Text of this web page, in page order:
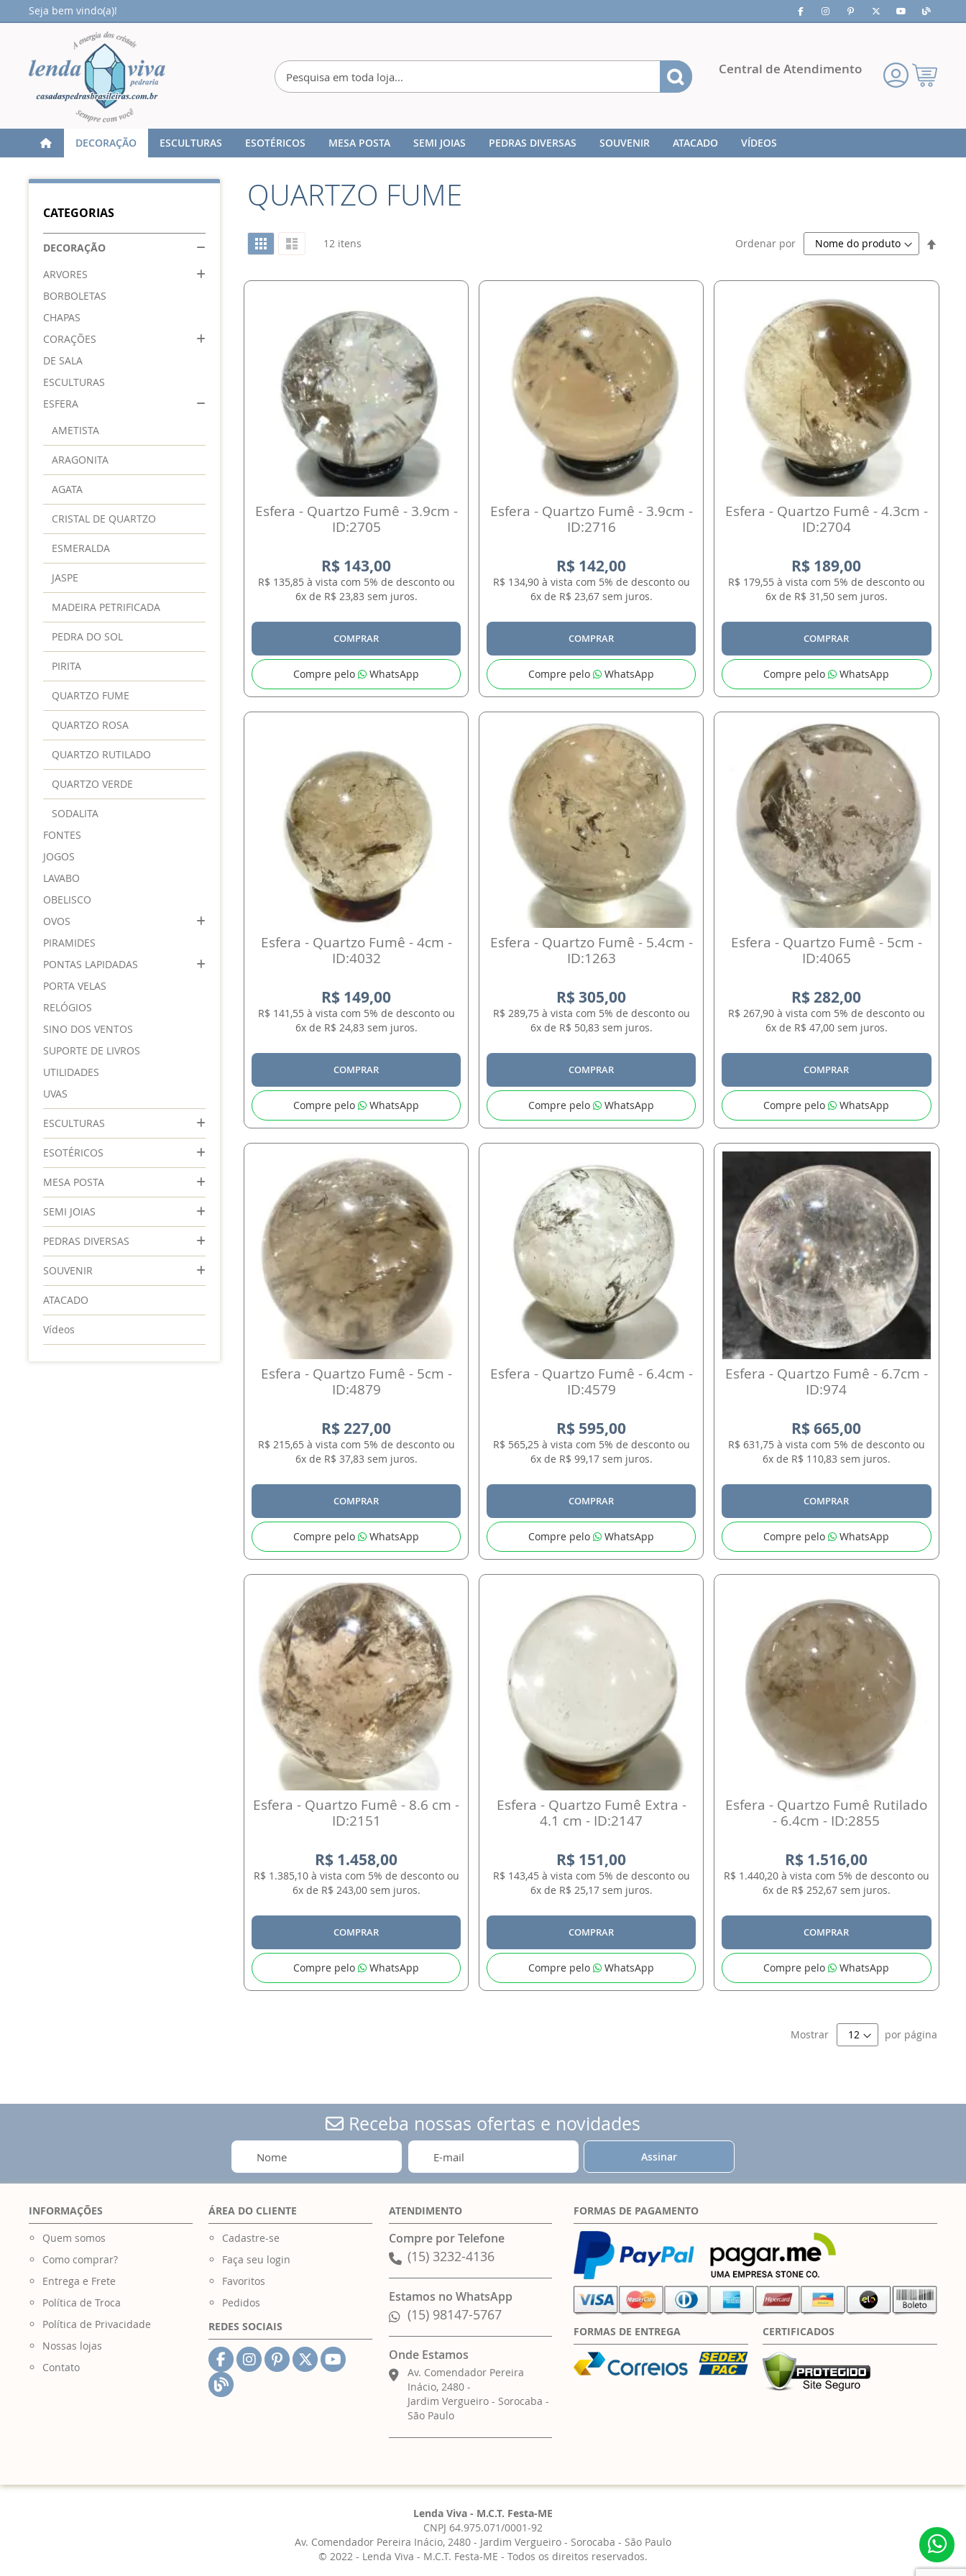
Seja bem vindo(a)!
Meu
Carrinho
Central de Atendimento
Pesquisa
DECORAÇÃO ESCULTURAS ESOTÉRICOS MESA POSTA SEMI JOIAS PEDRAS DIVERSAS SOUVENIR ATACADO
VÍDEOS
QUARTZO FUME
Ver
como
GradeLista 12itens Ordenar por
Esfera - Quartzo Fumê - 3.9cm -
ID:2705
R$ 143,00
R$ 135,85 à vista com 5% de desconto ou
6x de R$ 23,83 sem juros.
COMPRAR
Compre pelo WhatsApp
Esfera - Quartzo Fumê - 3.9cm -
ID:2716
R$ 142,00
R$ 134,90 à vista com 5% de desconto ou
6x de R$ 23,67 sem juros.
COMPRAR
Compre pelo WhatsApp
Esfera - Quartzo Fumê - 4.3cm -
ID:2704
R$ 189,00
R$ 179,55 à vista com 5% de desconto ou
6x de R$ 31,50 sem juros.
COMPRAR
Compre pelo WhatsApp
Esfera - Quartzo Fumê - 4cm -
ID:4032
R$ 149,00
R$ 141,55 à vista com 5% de desconto ou
6x de R$ 24,83 sem juros.
COMPRAR
Compre pelo WhatsApp
Esfera - Quartzo Fumê - 5.4cm -
ID:1263
R$ 305,00
R$ 289,75 à vista com 5% de desconto ou
6x de R$ 50,83 sem juros.
COMPRAR
Compre pelo WhatsApp
Esfera - Quartzo Fumê - 5cm -
ID:4065
R$ 282,00
R$ 267,90 à vista com 5% de desconto ou
6x de R$ 47,00 sem juros.
COMPRAR
Compre pelo WhatsApp
Esfera - Quartzo Fumê - 5cm -
ID:4879
R$ 227,00
R$ 215,65 à vista com 5% de desconto ou
6x de R$ 37,83 sem juros.
COMPRAR
Compre pelo WhatsApp
Esfera - Quartzo Fumê - 6.4cm -
ID:4579
R$ 595,00
R$ 565,25 à vista com 5% de desconto ou
6x de R$ 99,17 sem juros.
COMPRAR
Compre pelo WhatsApp
Esfera - Quartzo Fumê - 6.7cm -
ID:974
R$ 665,00
R$ 631,75 à vista com 5% de desconto ou
6x de R$ 110,83 sem juros.
COMPRAR
Compre pelo WhatsApp
Esfera - Quartzo Fumê - 8.6 cm -
ID:2151
R$ 1.458,00
R$ 1.385,10 à vista com 5% de desconto ou
6x de R$ 243,00 sem juros.
COMPRAR
Compre pelo WhatsApp
Esfera - Quartzo Fumê Extra -
4.1 cm - ID:2147
R$ 151,00
R$ 143,45 à vista com 5% de desconto ou
6x de R$ 25,17 sem juros.
COMPRAR
Compre pelo WhatsApp
Esfera - Quartzo Fumê Rutilado
- 6.4cm - ID:2855
R$ 1.516,00
R$ 1.440,20 à vista com 5% de desconto ou
6x de R$ 252,67 sem juros.
COMPRAR
Compre pelo WhatsApp
Mostrar por página
CATEGORIAS
DECORAÇÃO
ARVORES
BORBOLETAS
CHAPAS
CORAÇÕES
DE SALA
ESCULTURAS
ESFERA
AMETISTA
ARAGONITA
AGATA
CRISTAL DE QUARTZO
ESMERALDA
JASPE
MADEIRA PETRIFICADA
PEDRA DO SOL
PIRITA
QUARTZO FUME
QUARTZO ROSA
QUARTZO RUTILADO
QUARTZO VERDE
SODALITA
FONTES
JOGOS
LAVABO
OBELISCO
OVOS
PIRAMIDES
PONTAS LAPIDADAS
PORTA VELAS
RELÓGIOS
SINO DOS VENTOS
SUPORTE DE LIVROS
UTILIDADES
UVAS
ESCULTURAS
ESOTÉRICOS
MESA POSTA
SEMI JOIAS
PEDRAS DIVERSAS
SOUVENIR
ATACADO
Vídeos
Receba nossas ofertas e novidades
Assinar
INFORMAÇÕES
Quem somos
Como comprar?
Entrega e Frete
Política de Troca
Política de Privacidade
Nossas lojas
Contato
ÁREA DO CLIENTE
Cadastre-se
Faça seu login
Favoritos
Pedidos
REDES SOCIAIS
ATENDIMENTO
Compre por Telefone
(15) 3232-4136
Estamos no WhatsApp
(15) 98147-5767
Onde Estamos
Av. Comendador Pereira
Inácio, 2480 -
Jardim Vergueiro - Sorocaba -
São Paulo
FORMAS DE PAGAMENTO
FORMAS DE ENTREGA CERTIFICADOS
Lenda Viva - M.C.T. Festa-ME
CNPJ 64.975.071/0001-92
Av. Comendador Pereira Inácio, 2480 - Jardim Vergueiro - Sorocaba - São Paulo
© 2022 - Lenda Viva - M.C.T. Festa-ME - Todos os direitos reservados.